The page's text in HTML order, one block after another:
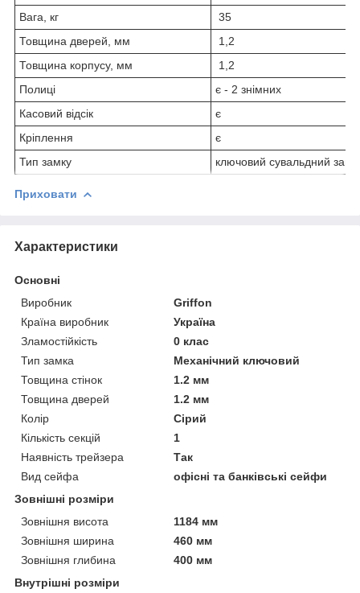
Вага, кг
35
Товщина дверей, мм
1,2
Товщина корпусу, мм
1,2
Полиці
є - 2 знімних
Касовий відсік
є
Кріплення
є
Тип замку
ключовий сувальдний
Приховати
Характеристики
Основні
Виробник
Griffon
Країна виробник
Україна
Зламостійкість
0 клас
Тип замка
Механічний ключовий
Товщина стінок
1.2 мм
Товщина дверей
1.2 мм
Колір
Сірий
Кількість секцій
1
Наявність трейзера
Так
Вид сейфа
офісні та банківські сейфи
Зовнішні розміри
Зовнішня висота
1184 мм
Зовнішня ширина
460 мм
Зовнішня глибина
400 мм
Внутрішні розміри